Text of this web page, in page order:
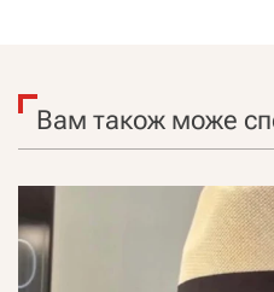
Вам також може